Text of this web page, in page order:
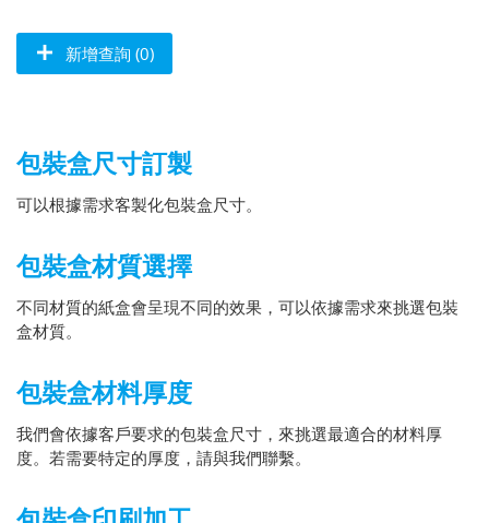
新增查詢 (0)
包裝盒尺寸訂製
可以根據需求客製化包裝盒尺寸。
包裝盒材質選擇
不同材質的紙盒會呈現不同的效果，可以依據需求來挑選包裝
盒材質。
包裝盒材料厚度
我們會依據客戶要求的包裝盒尺寸，來挑選最適合的材料厚
度。若需要特定的厚度，請與我們聯繫。